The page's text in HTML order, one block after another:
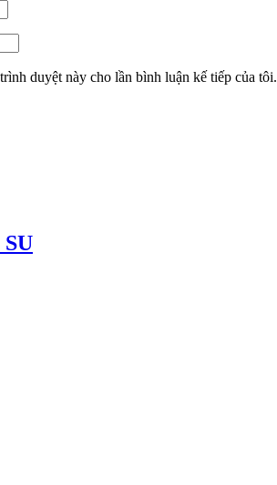
duyệt này cho lần bình luận kế tiếp của tôi.